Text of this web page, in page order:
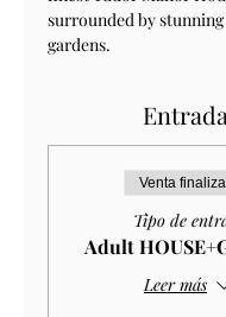
surrounded by
gardens.
Venta
Tipo de
Adult
Leer más